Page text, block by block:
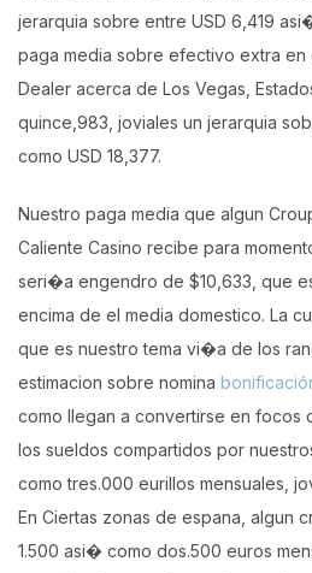
jerarquia sobre entre USD 6,419
paga media sobre efectivo extra en
Dealer acerca de Los Vegas,
quince,983, joviales un jerarquia
como USD 18,377.
Nuestro paga media que algun
Caliente Casino recibe para
seri�a engendro de $10,633, que
encima de el media domestico. La
que es nuestro tema vi�a de los
estimacion sobre nomina
como llegan a convertirse en focos
los sueldos compartidos por
como tres.000 eurillos mensuales,
En Ciertas zonas de espana, algun
1.500 asi� como dos.500 euros